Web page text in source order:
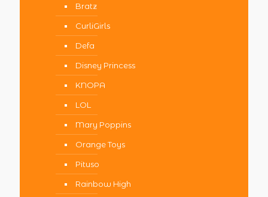
Bratz
CurliGirls
Defa
Disney Princess
KNOPA
LOL
Mary Poppins
Orange Toys
Pituso
Rainbow High